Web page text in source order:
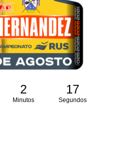
2
Minutos
16
Segundos